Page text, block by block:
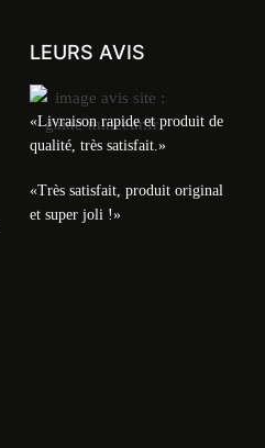
LEURS AVIS
«Livraison rapide et produit de
qualité, très satisfait.»
«Très satisfait, produit original
et super joli !»